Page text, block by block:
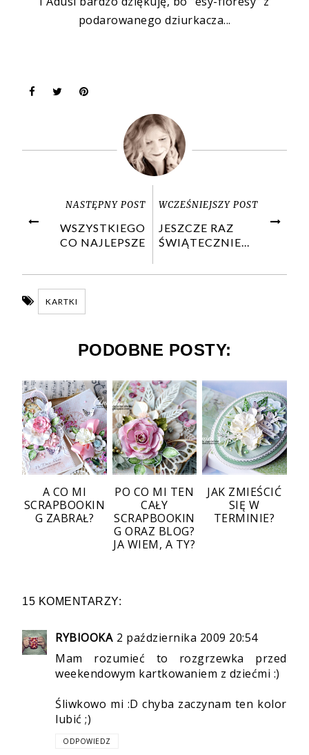
podarowanego dziurkacza...
NASTĘPNY POST
WSZYSTKIEGO
CO NAJLEPSZE
WCZEŚNIEJSZY POST
JESZCZE RAZ
ŚWIĄTECZNIE...
KARTKI
PODOBNE POSTY:
A CO MI
SCRAPBOOKIN
G ZABRAŁ?
PO CO MI TEN
CAŁY
SCRAPBOOKIN
G ORAZ BLOG?
JA WIEM, A TY?
JAK ZMIEŚCIĆ
SIĘ W
TERMINIE?
15 KOMENTARZY:
RYBIOOKA 2 października 2009 20:54
Mam rozumieć to rozgrzewka przed
weekendowym kartkowaniem z dziećmi :)
Śliwkowo mi :D chyba zaczynam ten kolor
lubić ;)
ODPOWIEDZ